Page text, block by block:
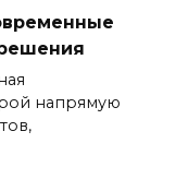
напрямую